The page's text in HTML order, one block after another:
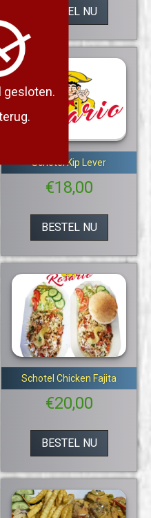
BESTEL NU
Schotel Kip Lever
€18,00
BESTEL NU
Schotel Chicken Fajita
€20,00
BESTEL NU
gesloten.